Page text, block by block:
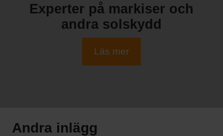
Experter på markiser och
andra solskydd
Läs mer
Andra inlägg